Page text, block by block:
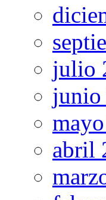
julio
junio
abril